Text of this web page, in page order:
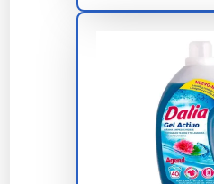
Detergente
É seguro para
Não, deve ser evitado